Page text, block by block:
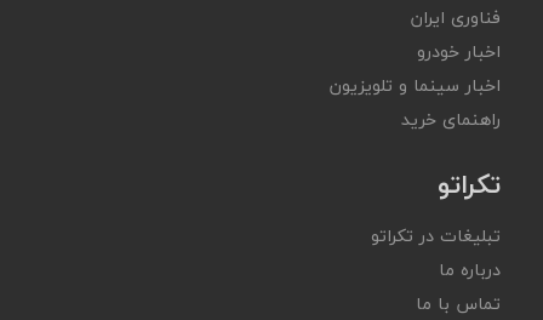
فناوری ایران
اخبار خودرو
اخبار سینما و تلویزیون
راهنمای خرید
تکراتو
تبلیغات در تکراتو
درباره ما
تماس با ما